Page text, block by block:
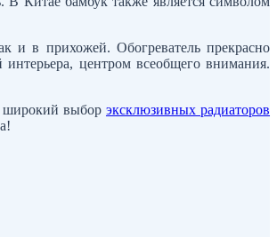
и в прихожей. Обогреватель прекрасно
центром всеобщего внимания.
широкий выбор эксклюзивных радиаторов